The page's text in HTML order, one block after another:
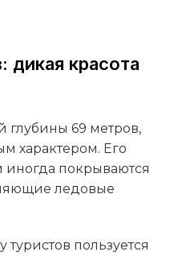
дикая красота
глубины 69 метров,
характером. Его
иногда покрываются
ледовые
пользуется